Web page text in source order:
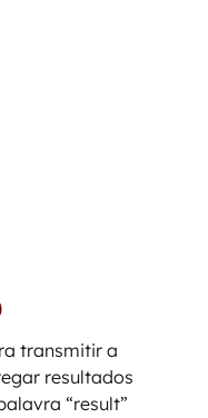
transmitir a
resultados
“result”